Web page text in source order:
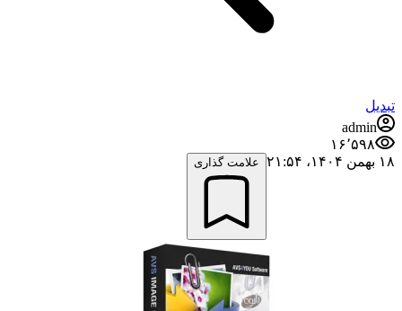
تبدیل
admin
۱۶٬۵۹۸
۱۸ بهمن ۱۴۰۴،‏ ۲۱:۵۴
علامت گذاری